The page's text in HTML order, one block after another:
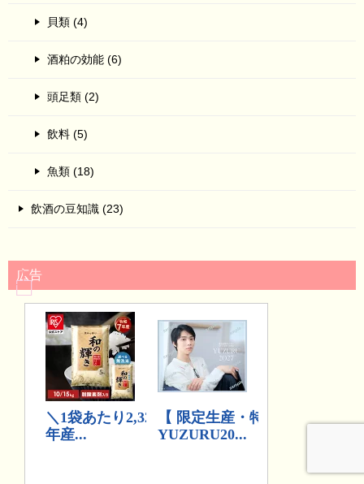
貝類 (4)
酒粕の効能 (6)
頭足類 (2)
飲料 (5)
魚類 (18)
飲酒の豆知識 (23)
広告